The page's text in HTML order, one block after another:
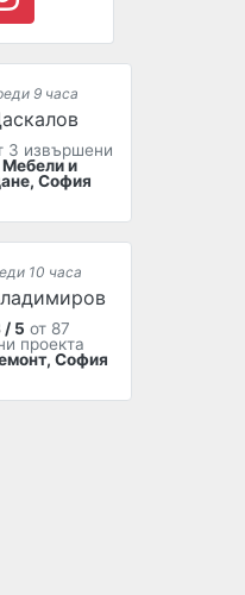
9 часа
3 извършени
Мебели и
София
10 часа
/ 5 от 87
проекта
София